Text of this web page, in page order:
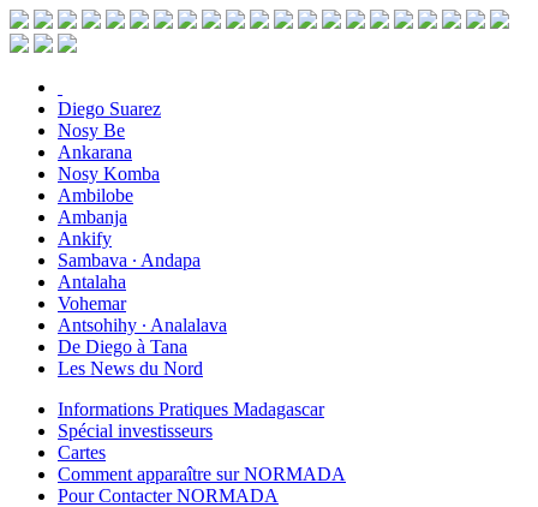
Diego Suarez
Nosy Be
Ankarana
Nosy Komba
Ambilobe
Ambanja
Ankify
Sambava ∙ Andapa
Antalaha
Vohemar
Antsohihy ∙ Analalava
De Diego à Tana
Les News du Nord
Informations Pratiques Madagascar
Spécial investisseurs
Cartes
Comment apparaître sur NORMADA
Pour Contacter NORMADA